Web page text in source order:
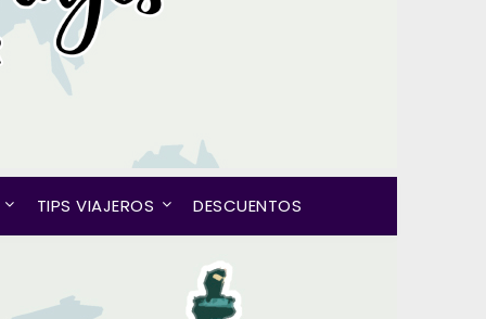
TIPS VIAJEROS DESCUENTOS